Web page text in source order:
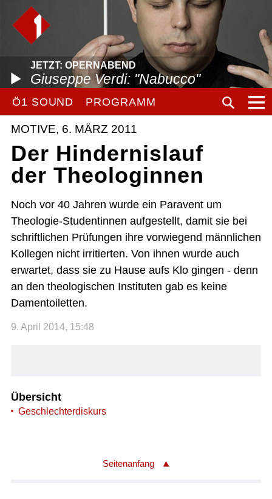
JETZT: OPERNABEND
Giuseppe Verdi: "Nabucco"
Ö1 SOUND PROGRAMM
MOTIVE, 6. MÄRZ 2011
Der Hindernislauf
der Theologinnen
Noch vor 40 Jahren wurde ein Paravent um
Theologie-Studentinnen aufgestellt, damit sie bei
schriftlichen Prüfungen ihre vorwiegend männlichen
Kollegen nicht irritierten. Von ihnen wurde auch
erwartet, dass sie zu Hause aufs Klo gingen - denn
an den theologischen Instituten gab es keine
Damentoiletten.
9. April 2014, 15:48
Übersicht
Geschlechterdiskurs
Seitenanfang